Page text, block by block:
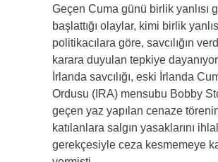
Geçen Cuma günü birlik yanlısı
başlattığı olaylar, kimi birlik
politikacılara göre, savcılığın
karara duyulan tepkiye
İrlanda savcılığı, eski İrlanda
Ordusu (IRA) mensubu Bobby
geçen yaz yapılan cenaze
katılanlara salgın yasaklarını
gerekçesiyle ceza kesmemeye